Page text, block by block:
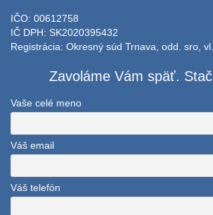
IČO: 00612758
IČ DPH: SK2020395432
Registrácia: Okresný súd Trnava, odd. sro,
Zavoláme Vám späť.
Vaše celé meno
Váš email
Váš telefón